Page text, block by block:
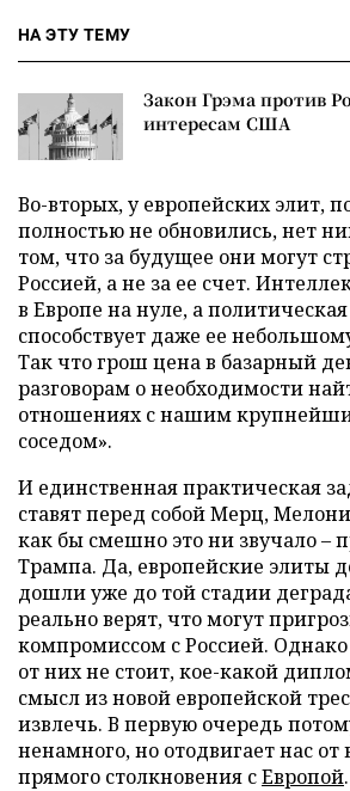
НА ЭТУ ТЕМУ
Закон Грэма против
интересам США
Во-вторых, у европейских элит,
полностью не обновились, нет
том, что за будущее они могут
Россией, а не за ее счет.
в Европе на нуле, а
способствует даже ее
Так что грош цена в базарный
разговорам о необходимости
отношениях с нашим
соседом».
И единственная практическая
ставят перед собой Мерц,
как бы смешно это ни звучало –
Трампа. Да, европейские элиты
дошли уже до той стадии
реально верят, что могут
компромиссом с Россией.
от них не стоит, кое-какой
смысл из новой европейской
извлечь. В первую очередь
ненамного, но отодвигает нас от
прямого столкновения сЕвропой.